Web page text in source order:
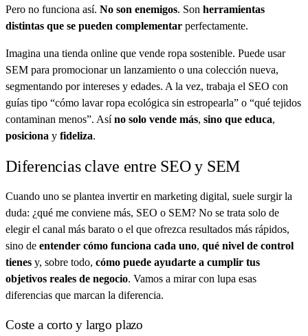
Pero no funciona así. No son enemigos. Son herramientas
distintas que se pueden complementar perfectamente.
Imagina una tienda online que vende ropa sostenible. Puede usar
SEM para promocionar un lanzamiento o una colección nueva,
segmentando por intereses y edades. A la vez, trabaja el SEO con
guías tipo “cómo lavar ropa ecológica sin estropearla” o “qué tejidos
contaminan menos”. Asíno solo vende más, sino que educa,
posiciona y fideliza.
Diferencias clave entre SEO y SEM
Cuando uno se plantea invertir en marketing digital, suele surgir la
duda: ¿qué me conviene más, SEO o SEM? No se trata solo de
elegir el canal más barato o el que ofrezca resultados más rápidos,
sino de entender cómo funciona cada uno, qué nivel de control
tienes y, sobre todo, cómo puede ayudarte a cumplir tus
objetivos reales de negocio. Vamos a mirar con lupa esas
diferencias que marcan la diferencia.
Coste a corto y largo plazo